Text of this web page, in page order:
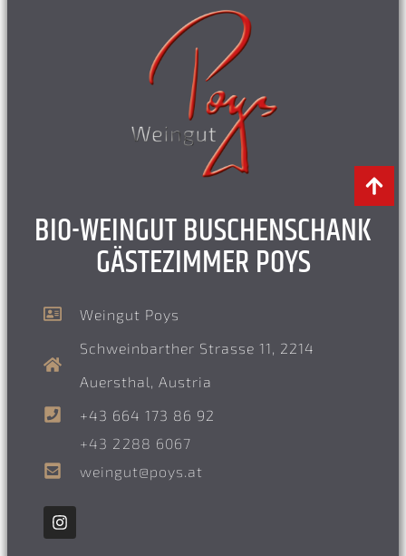
BIO-WEINGUT BUSCHENSCHANK
GÄSTEZIMMER POYS
Weingut Poys
Schweinbarther Strasse 11, 2214
Auersthal, Austria
+43 664 173 86 92
+43 2288 6067
weingut@poys.at